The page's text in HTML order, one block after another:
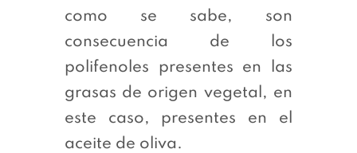
como se sabe, son
consecuencia de los
polifenoles presentes en las
grasas de origen vegetal, en
este caso, presentes en el
aceite de oliva.